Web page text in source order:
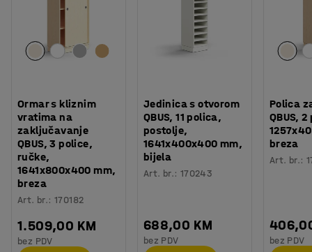
Ormar s kliznim
vratima na
zaključavanje
QBUS, 3 police,
ručke,
1641x800x400 mm,
breza
Art. br.:170182
1.509,00 KM
bez PDV
Jedinica s otvorom
QBUS, 11 polica,
postolje,
1641x400x400 mm,
bijela
Art. br.: 170243
688,00 KM
bez PDV
Polica
QBUS,
breza
Art. br.:
bez PDV